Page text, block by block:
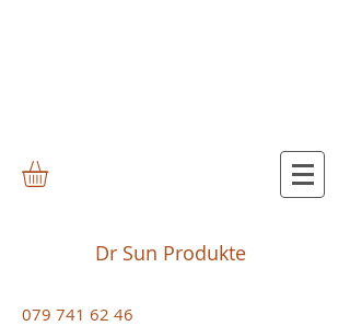
Dr Sun Produkte
079 741 62 46